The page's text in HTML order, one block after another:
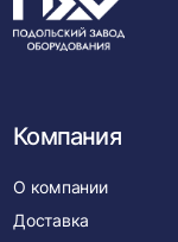
Компания
О компании
Доставка